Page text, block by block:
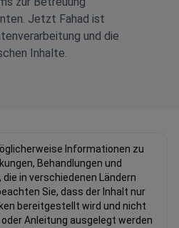
Jetzt Fahad ist
und die
Inhalte.
Informationen zu
Behandlungen und
in verschiedenen Ländern
Sie, dass der Inhalt nur
bereitgestellt wird und nicht
Anleitung ausgelegt werden